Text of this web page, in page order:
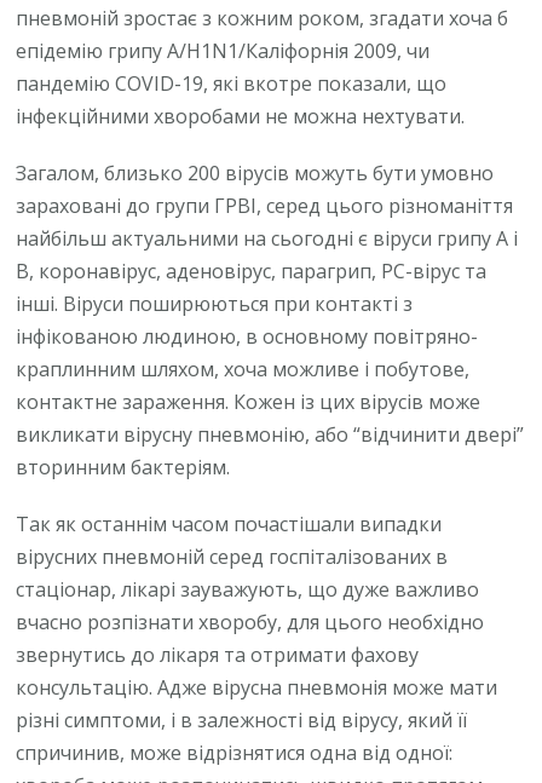
пневмоній зростає з кожним роком, згадати хоча б
епідемію грипу A/H1N1/Каліфорнія 2009, чи
пандемію COVID-19, які вкотре показали, що
інфекційними хворобами не можна нехтувати.
Загалом, близько 200 вірусів можуть бути умовно
зараховані до групи ГРВІ, серед цього різноманіття
найбільш актуальними на сьогодні є віруси грипу А і
В, коронавірус, аденовірус, парагрип, РС-вірус та
інші. Віруси поширюються при контакті з
інфікованою людиною, в основному повітряно-
краплинним шляхом, хоча можливе і побутове,
контактне зараження. Кожен із цих вірусів може
викликати вірусну пневмонію, або “відчинити двері”
вторинним бактеріям.
Так як останнім часом почастішали випадки
вірусних пневмоній серед госпіталізованих в
стаціонар, лікарі зауважують, що дуже важливо
вчасно розпізнати хворобу, для цього необхідно
звернутись до лікаря та отримати фахову
консультацію. Адже вірусна пневмонія може мати
різні симптоми, і в залежності від вірусу, який її
спричинив, може відрізнятися одна від одної: